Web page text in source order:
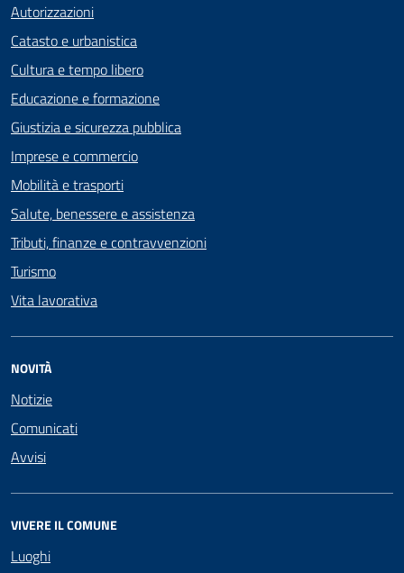
Autorizzazioni
Catasto e urbanistica
Cultura e tempo libero
Educazione e formazione
Giustizia e sicurezza pubblica
Imprese e commercio
Mobilità e trasporti
Salute, benessere e assistenza
Tributi, finanze e contravvenzioni
Turismo
Vita lavorativa
NOVITÀ
Notizie
Comunicati
Avvisi
VIVERE IL COMUNE
Luoghi